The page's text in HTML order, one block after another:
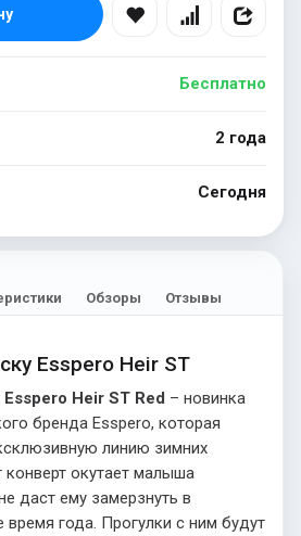
Бесплатно
2 года
Сегодня
Обзоры Отзывы
Esspero Heir ST
Heir ST Red – новинка
бренда Esspero, которая
линию зимних
конверт окутает малыша
даст ему замерзнуть в
года. Прогулки с ним будут